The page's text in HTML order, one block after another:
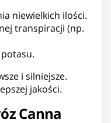
niewielkich ilości.
transpiracji (np.
i silniejsze.
jakości.
Canna